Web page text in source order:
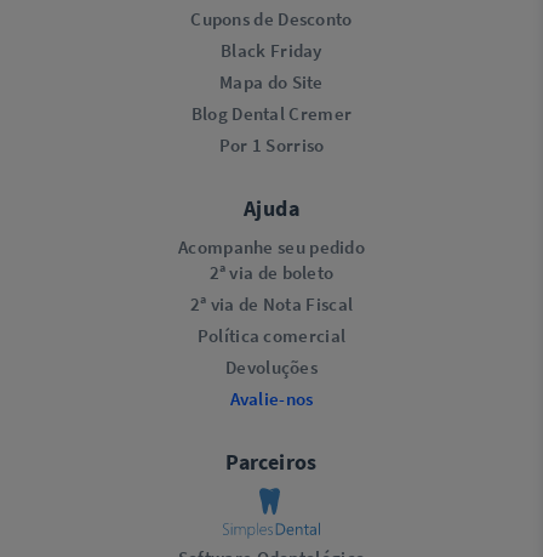
Cupons de Desconto
Black Friday
Mapa do Site
Blog Dental Cremer
Por 1 Sorriso
Ajuda
Acompanhe seu pedido
2ª via de boleto
2ª via de Nota Fiscal
Política comercial
Devoluções
Avalie-nos
Parceiros